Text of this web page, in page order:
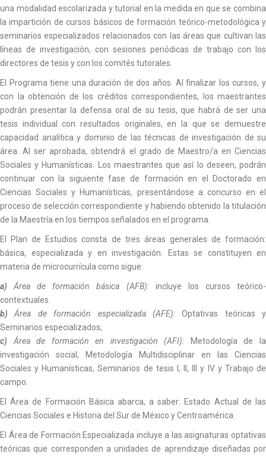
una modalidad escolarizada y tutorial en la medida en que se combina
la impartición de cursos básicos de formación teórico-metodológica y
seminarios especializados relacionados con las áreas que cultivan las
líneas de investigación, con sesiones periódicas de trabajo con los
directores de tesis y con los comités tutorales.
El Programa tiene una duración de dos años. Al finalizar los cursos, y
con la obtención de los créditos correspondientes, los maestrantes
podrán presentar la defensa oral de su tesis, que habrá de ser una
tesis individual con resultados originales, en la que se demuestre
capacidad analítica y dominio de las técnicas de investigación de su
área. Al ser aprobada, obtendrá el grado de Maestro/a en Ciencias
Sociales y Humanísticas. Los maestrantes que así lo deseen, podrán
continuar con la siguiente fase de formación en el Doctorado en
Ciencias Sociales y Humanísticas, presentándose a concurso en el
proceso de selección correspondiente y habiendo obtenido la titulación
de la Maestría en los tiempos señalados en el programa.
El Plan de Estudios consta de tres áreas generales de formación:
básica, especializada y en investigación. Estas se constituyen en
materia de microcurrícula como sigue:
a) Área de formación básica (AFB):incluye los cursos teórico-
contextuales.
b) Área de formación especializada (AFE):Optativas teóricas y
Seminarios especializados;
c) Área de formación en investigación (AFI): Metodología de la
investigación social, Metodología Multidisciplinar en las Ciencias
Sociales y Humanísticas, Seminarios de tesis I, II, III y IV y Trabajo de
campo.
El Área de Formación Básica abarca, a saber: Estado Actual de las
Ciencias Sociales e Historia del Sur de México y Centroamérica.
El Área de Formación Especializada incluye a las asignaturas optativas
teóricas que corresponden a unidades de aprendizaje diseñadas por